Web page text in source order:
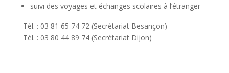
suivi des voyages et échanges scolaires à l’étranger
Tél. : 03 81 65 74 72 (Secrétariat Besançon)
Tél. : 03 80 44 89 74 (Secrétariat Dijon)